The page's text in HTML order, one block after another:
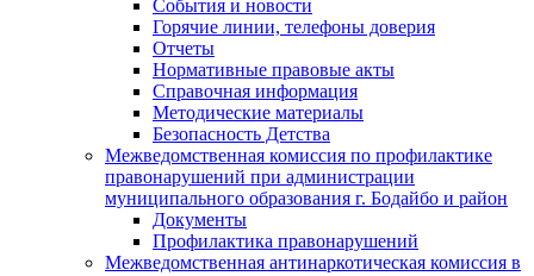
События и новости
Горячие линии, телефоны доверия
Отчеты
Нормативные правовые акты
Справочная информация
Методические материалы
Безопасность Детства
Межведомственная комиссия по профилактике
правонарушений при администрации
муниципального образования г. Бодайбо и район
Документы
Профилактика правонарушений
Межведомственная антинаркотическая комиссия в